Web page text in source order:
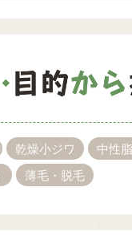
乾燥小ジワ 中性
薄毛・脱毛